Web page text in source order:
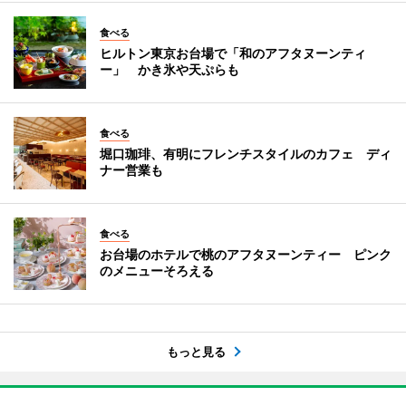
食べる
ヒルトン東京お台場で「和のアフタヌーンティ
ー」 かき氷や天ぷらも
食べる
堀口珈琲、有明にフレンチスタイルのカフェ ディ
ナー営業も
食べる
お台場のホテルで桃のアフタヌーンティー ピンク
のメニューそろえる
もっと見る